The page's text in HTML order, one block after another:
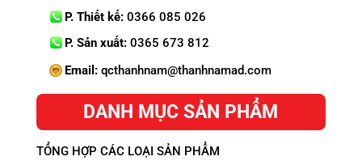
P. Thiết kế:0366 085 026
P. Sản xuất:0365 673 812
Email:qcthanhnam@thanhnamad.com
DANH MỤC SẢN PHẨM
TỔNG HỢP CÁC LOẠI SẢN PHẨM